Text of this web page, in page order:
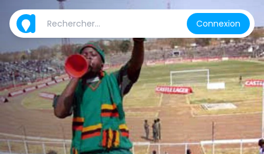
Connexion